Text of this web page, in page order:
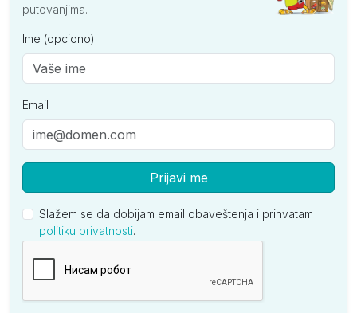
putovanjima.
Ime (opciono)
Email
Prijavi me
Slažem se da dobijam email obaveštenja i prihvatam
politiku privatnosti.